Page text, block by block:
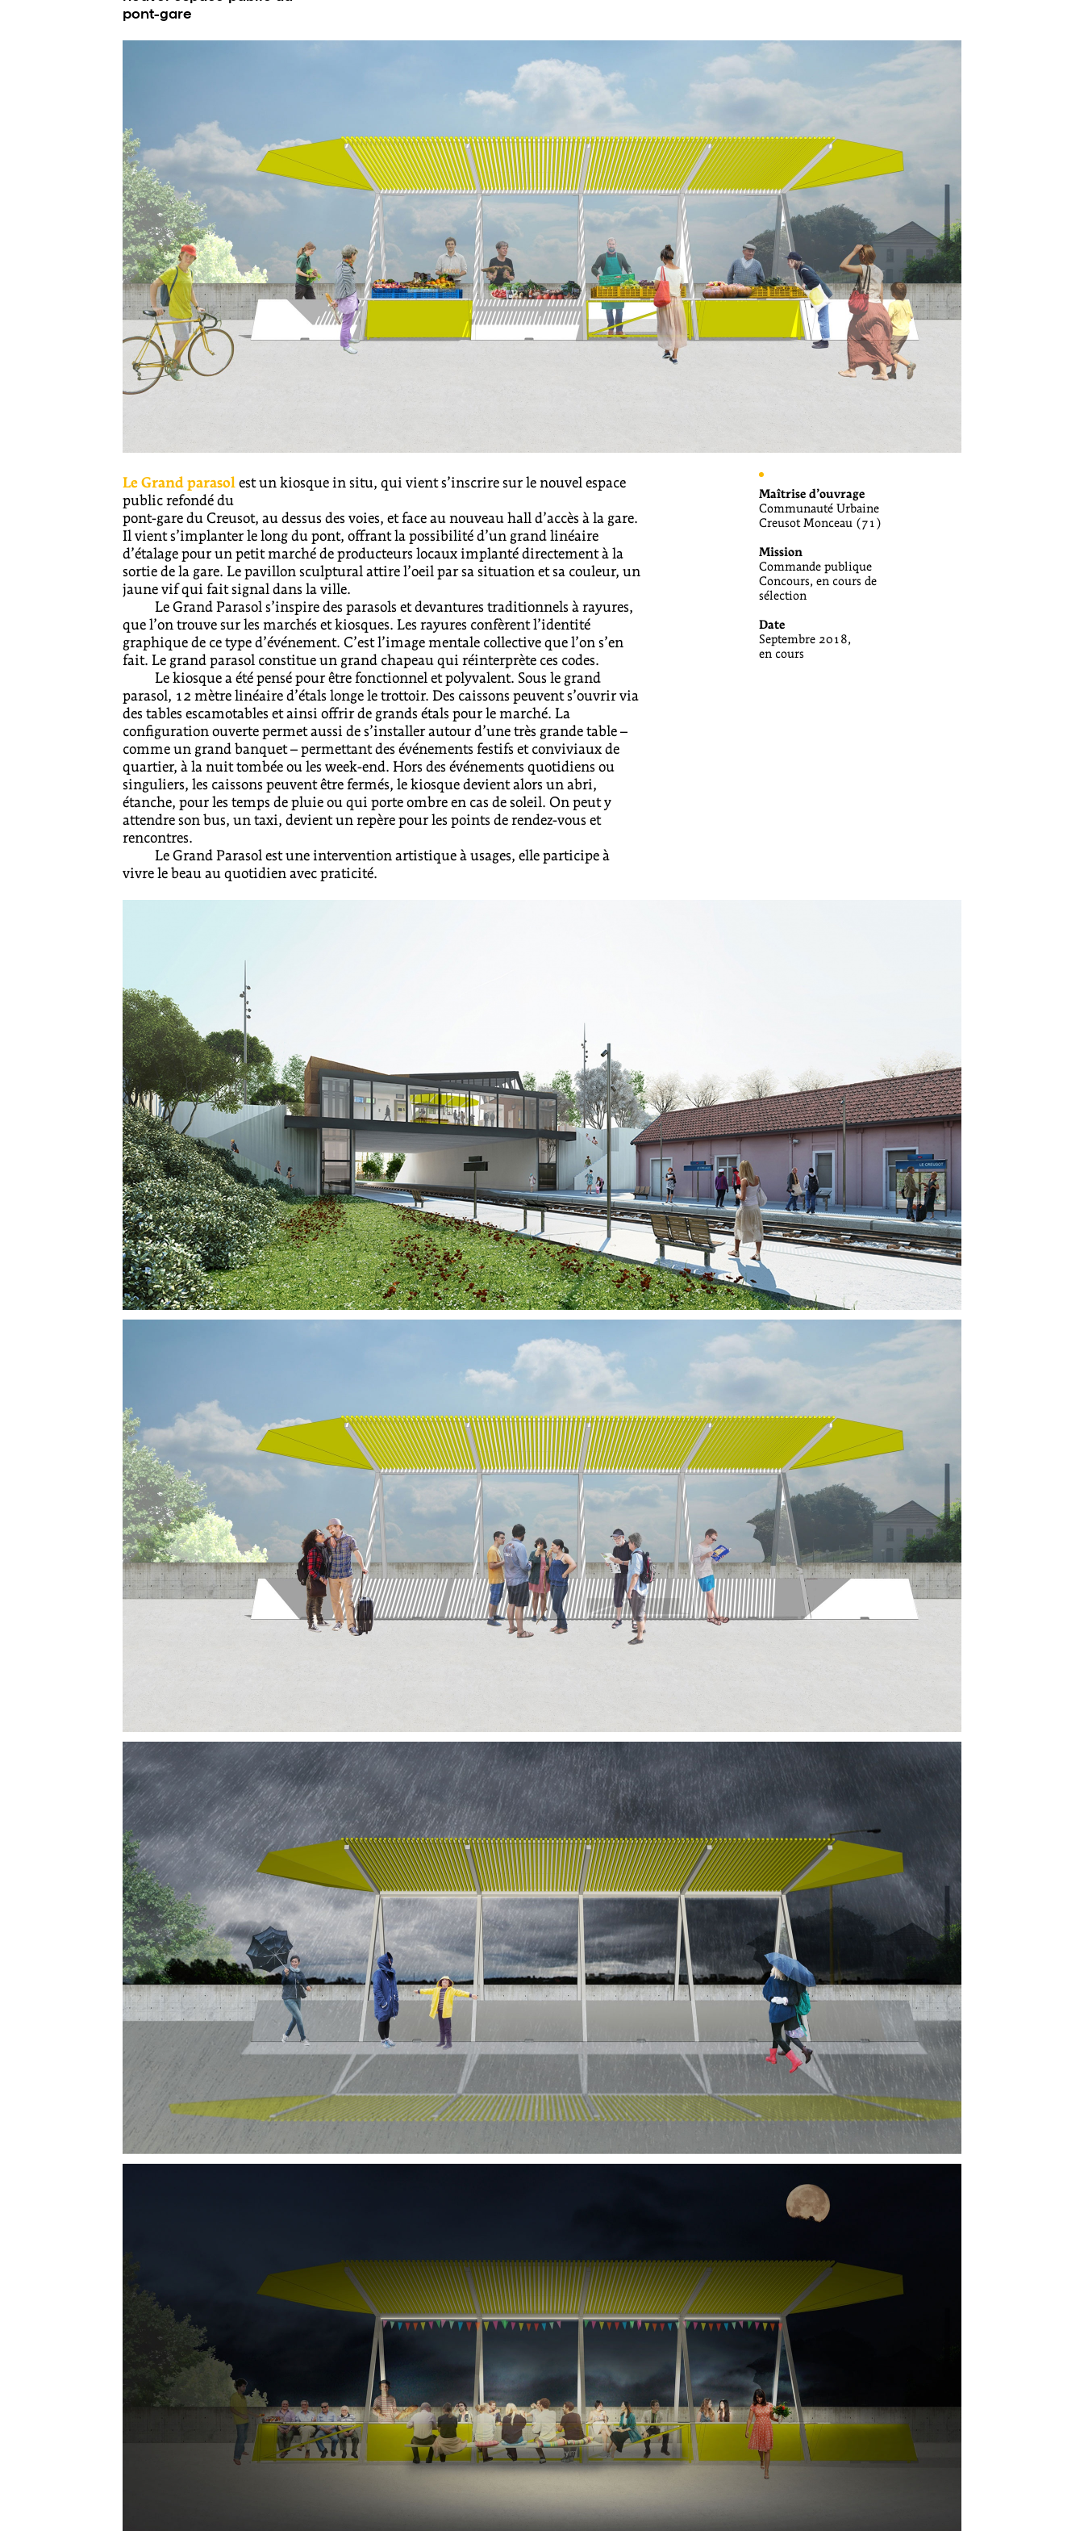
pont-gare
Le Grand parasol est un kiosque in situ, qui vient s’inscrire sur le nouvel espace
public refondé du
pont-gare du Creusot, au dessus des voies, et face au nouveau hall d’accès à la gare.
Il vient s’implanter le long du pont, offrant la possibilité d’un grand linéaire
d’étalage pour un petit marché de producteurs locaux implanté directement à la
sortie de la gare. Le pavillon sculptural attire l’oeil par sa situation et sa couleur, un
jaune vif qui fait signal dans la ville.
Le Grand Parasol s’inspire des parasols et devantures traditionnels à rayures,
que l’on trouve sur les marchés et kiosques. Les rayures confèrent l’identité
graphique de ce type d’événement. C’est l’image mentale collective que l’on s’en
fait. Le grand parasol constitue un grand chapeau qui réinterprète ces codes.
Le kiosque a été pensé pour être fonctionnel et polyvalent. Sous le grand
parasol, 12 mètre linéaire d’étals longe le trottoir. Des caissons peuvent s’ouvrir via
des tables escamotables et ainsi offrir de grands étals pour le marché. La
configuration ouverte permet aussi de s’installer autour d’une très grande table –
comme un grand banquet – permettant des événements festifs et conviviaux de
quartier, à la nuit tombée ou les week-end. Hors des événements quotidiens ou
singuliers, les caissons peuvent être fermés, le kiosque devient alors un abri,
étanche, pour les temps de pluie ou qui porte ombre en cas de soleil. On peut y
attendre son bus, un taxi, devient un repère pour les points de rendez-vous et
rencontres.
Le Grand Parasol est une intervention artistique à usages, elle participe à
vivre le beau au quotidien avec praticité.
Maîtrise d’ouvrage
Communauté Urbaine
Creusot Monceau (71)
Mission
Commande publique
Concours, en cours de
sélection
Date
Septembre 2018,
en cours